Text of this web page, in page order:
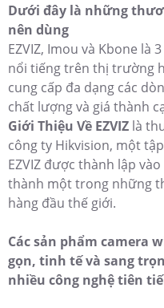
Dưới đây là những
nên dùng
EZVIZ, Imou và Kbone là
nổi tiếng trên thị trường
cung cấp đa dạng các
chất lượng và giá thành
Giới Thiệu Về EZVIZ là
công ty Hikvision, một
EZVIZ được thành lập
thành một trong những
hàng đầu thế giới.
Các sản phẩm camera
gọn, tinh tế và sang
nhiều công nghệ tiên